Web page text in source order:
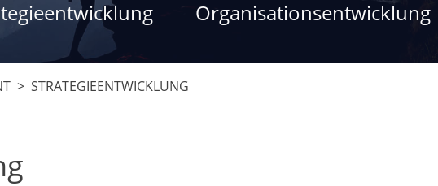
Organisationsentwicklung
> STRATEGIEENTWICKLUNG